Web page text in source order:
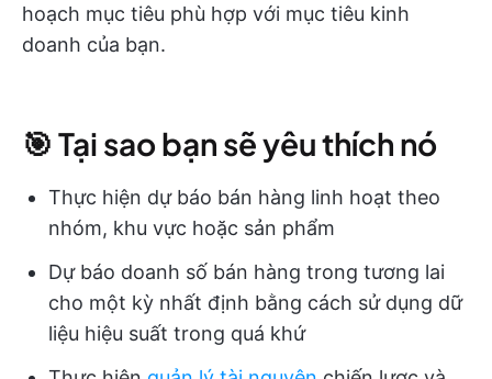
hoạch mục tiêu phù hợp với mục tiêu kinh
doanh của bạn.
🎯 Tại sao bạn sẽ yêu thích nó
Thực hiện dự báo bán hàng linh hoạt theo
nhóm, khu vực hoặc sản phẩm
Dự báo doanh số bán hàng trong tương lai
cho một kỳ nhất định bằng cách sử dụng dữ
liệu hiệu suất trong quá khứ